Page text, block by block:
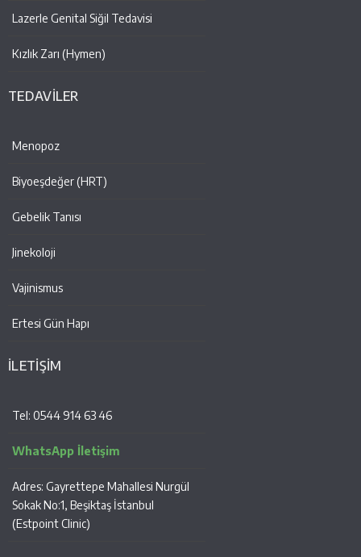
Lazerle Genital Siğil Tedavisi
Kızlık Zarı (Hymen)
TEDAVİLER
Menopoz
Biyoeşdeğer (HRT)
Gebelik Tanısı
Jinekoloji
Vajinismus
Ertesi Gün Hapı
İLETİŞİM
Tel: 0544 914 63 46
WhatsApp İletişim
Adres: Gayrettepe Mahallesi Nurgül
Sokak No:1, Beşiktaş İstanbul
(Estpoint Clinic)